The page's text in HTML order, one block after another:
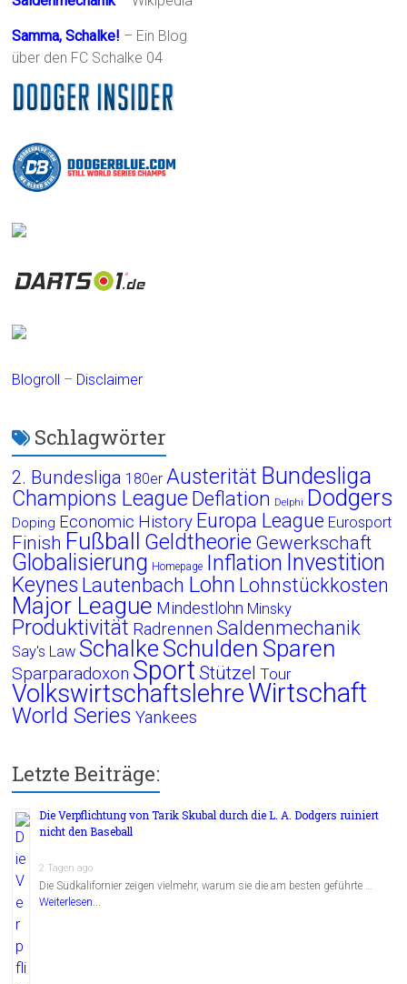
Samma, Schalke! – Ein Blog
über den FC Schalke 04
Blogroll – Disclaimer
Schlagwörter
2. Bundesliga 180er Austerität Bundesliga
Champions League Deflation Delphi Dodgers
Doping Economic History Europa League Eurosport
Finish Fußball Geldtheorie Gewerkschaft
Globalisierung Homepage Inflation Investition
Keynes Lautenbach Lohn Lohnstückkosten
Major League Mindestlohn Minsky
Produktivität Radrennen Saldenmechanik
Say's Law Schalke Schulden Sparen
Sparparadoxon Sport Stützel Tour
VolkswirtschaftslehreWirtschaft
World Series Yankees
Letzte Beiträge:
Die Verpflichtung von Tarik Skubal durch die L. A. Dodgers ruiniert
nicht den Baseball
2 Tagen ago
Die Südkalifornier zeigen vielmehr, warum sie die am besten geführte …
Weiterlesen...